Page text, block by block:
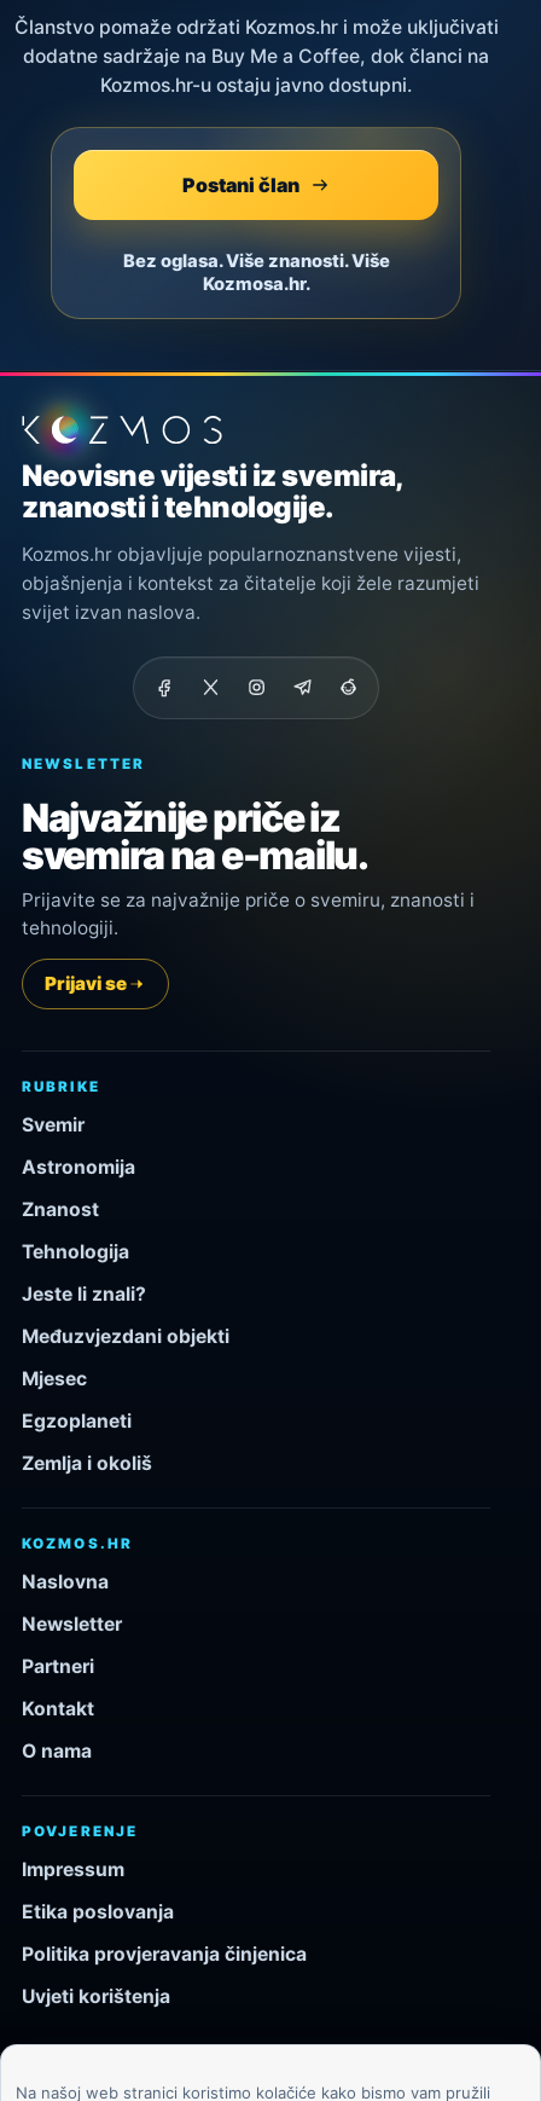
Članstvo pomaže održati Kozmos.hr i može uključivati
dodatne sadržaje na Buy Me a Coffee, dok članci na
Kozmos.hr-u ostaju javno dostupni.
Postani član
Bez oglasa. Više znanosti. Više
Kozmosa.hr.
Podnožje stranice
Neovisne vijesti iz svemira,
znanosti i tehnologije.
Kozmos.hr objavljuje popularnoznanstvene vijesti,
objašnjenja i kontekst za čitatelje koji žele razumjeti
svijet izvan naslova.
NEWSLETTER
Najvažnije priče iz
svemira na e-mailu.
Prijavite se za najvažnije priče o svemiru, znanosti i
tehnologiji.
Prijavi se
RUBRIKE
Svemir
Astronomija
Znanost
Tehnologija
Jeste li znali?
Međuzvjezdani objekti
Mjesec
Egzoplaneti
Zemlja i okoliš
KOZMOS.HR
Naslovna
Newsletter
Partneri
Kontakt
O nama
POVJERENJE
Impressum
Etika poslovanja
Politika provjeravanja činjenica
Uvjeti korištenja
Na našoj web stranici koristimo kolačiće kako bismo vam pružili